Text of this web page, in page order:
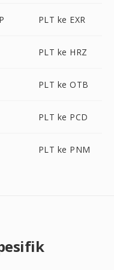
PLT ke EXR
PLT ke HRZ
PLT ke OTB
PLT ke PCD
PLT ke PNM